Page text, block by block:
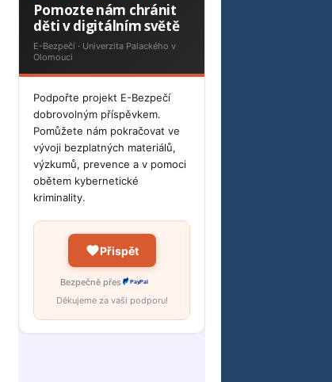
Pomozte nám chránit
děti v digitálním světě
E-Bezpečí · Univerzita Palackého v
Olomouci
Podpořte projekt E-Bezpečí
dobrovolným příspěvkem.
Pomůžete nám pokračovat ve
vývoji bezplatných materiálů,
výzkumů, prevence a v pomoci
obětem kybernetické
kriminality.
Přispět
Bezpečně přes PayPal
Děkujeme za vaši podporu!